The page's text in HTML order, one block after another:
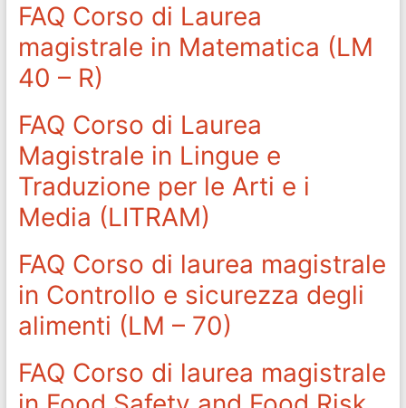
FAQ Corso di Laurea
magistrale in Matematica (LM
40 – R)
FAQ Corso di Laurea
Magistrale in Lingue e
Traduzione per le Arti e i
Media (LITRAM)
FAQ Corso di laurea magistrale
in Controllo e sicurezza degli
alimenti (LM – 70)
FAQ Corso di laurea magistrale